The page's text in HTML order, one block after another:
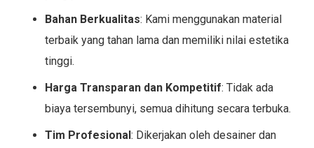
Bahan Berkualitas: Kami menggunakan material
terbaik yang tahan lama dan memiliki nilai estetika
tinggi.
Harga Transparan dan Kompetitif: Tidak ada
biaya tersembunyi, semua dihitung secara terbuka.
Tim Profesional: Dikerjakan oleh desainer dan